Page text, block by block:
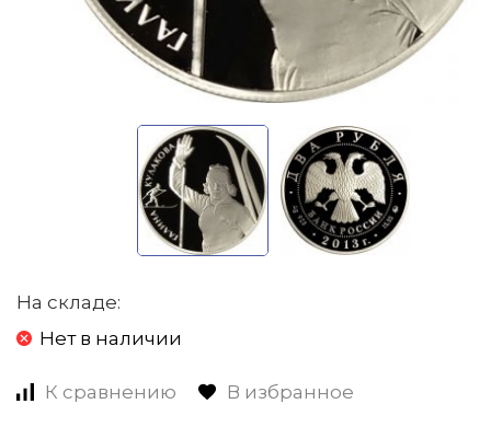
На складе:
Нет в наличии
К сравнению В избранное